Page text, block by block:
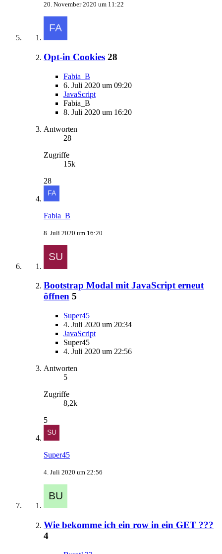
20. November 2020 um 11:22
Opt-in Cookies 28
Fabia_B
6. Juli 2020 um 09:20
JavaScript
Fabia_B
8. Juli 2020 um 16:20
Antworten
28
Zugriffe
15k
28
Fabia_B
8. Juli 2020 um 16:20
Bootstrap Modal mit JavaScript erneut
öffnen 5
Super45
4. Juli 2020 um 20:34
JavaScript
Super45
4. Juli 2020 um 22:56
Antworten
5
Zugriffe
8,2k
5
Super45
4. Juli 2020 um 22:56
Wie bekomme ich ein row in ein GET ???
4